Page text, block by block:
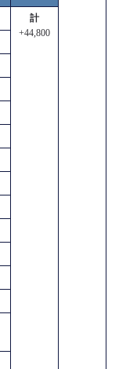
計
+44,800